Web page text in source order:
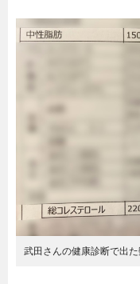
武田さんの健康診断で出